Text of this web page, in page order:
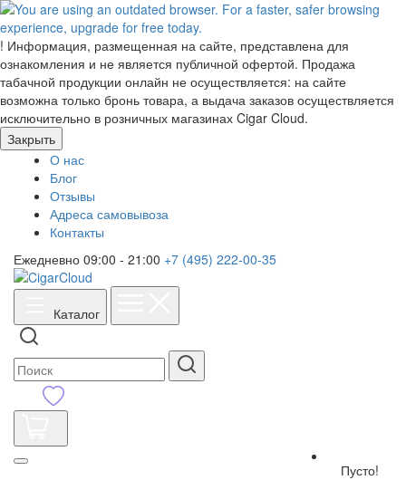
! Информация, размещенная на сайте, представлена для
ознакомления и не является публичной офертой. Продажа
табачной продукции онлайн не осуществляется: на сайте
возможна только бронь товара, а выдача заказов осуществляется
исключительно в розничных магазинах Cigar Cloud.
Закрыть
О нас
Блог
Отзывы
Адреса самовывоза
Контакты
Ежедневно 09:00 - 21:00 +7 (495) 222-00-35
Каталог
Пусто!